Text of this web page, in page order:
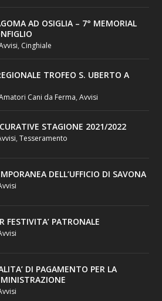
AD OSIGLIA – 7° MEMORIAL
, Cinghiale
TROFEO S. UBERTO A
Cani da Ferma,Avvisi
STAGIONE 2021/2022
,Tesseramento
DELL’UFFICIO DI SAVONA
FESTIVITA’ PATRONALE
DI PAGAMENTO PER LA